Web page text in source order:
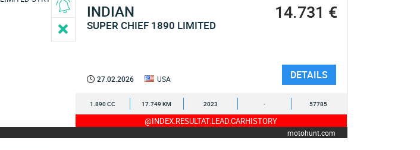
INDIAN
SUPER CHIEF 1890 LIMITED
14.731 €
27.02.2026 USA DETAILS
1.890 CC 17.749 KM 2023 - 57785
@INDEX.RESULTAT.LEAD.CARHISTORY
motohunt.com